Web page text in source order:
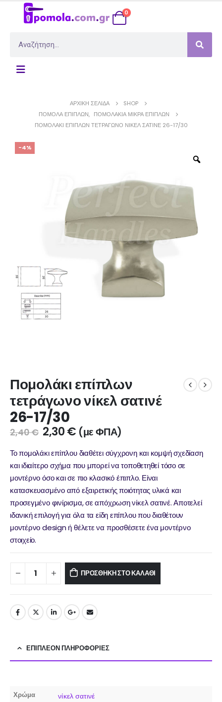
0
ΑΡΧΙΚΉ ΣΕΛΊΔΑ
SHOP
ΠΌΜΟΛΑ ΕΠΊΠΛΩΝ, ΠΟΜΟΛΆΚΙΑ ΜΙΚΡΆ ΕΠΊΠΛΩΝ
ΠΟΜΟΛΆΚΙ ΕΠΊΠΛΩΝ ΤΕΤΡΆΓΩΝΟ ΝΊΚΕΛ ΣΑΤΙΝΈ 26-17/30
-4%
Πομολάκι επίπλων
τετράγωνο νίκελ σατινέ
26-17/30
2,40€ 2,30€ (με ΦΠΑ)
Το πομολάκι επίπλου διαθέτει σύγχρονη και κομψή σχεδίαση
και ιδιαίτερο σχήμα που μπορεί να τοποθετηθεί τόσο σε
μοντέρνο όσο και σε πιο κλασικό έπιπλο. Είναι
κατασκευασμένο από εξαιρετικής ποιότητας υλικά και
προσεγμένο φινίρισμα, σε απόχρωση νίκελ σατινέ. Αποτελεί
ιδανική επιλογή για όλα τα είδη επίπλου που διαθέτουν
μοντέρνο design ή θέλετε να προσθέσετε ένα μοντέρνο
στοιχείο.
ΠΡΟΣΘΉΚΗ ΣΤΟ ΚΑΛΆΘΙ
ΕΠΙΠΛΈΟΝ ΠΛΗΡΟΦΟΡΊΕΣ
Χρώμα νίκελ σατινέ